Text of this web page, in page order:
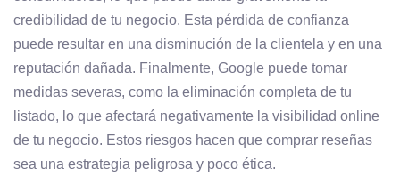
credibilidad de tu negocio. Esta pérdida de confianza
puede resultar en una disminución de la clientela y en una
reputación dañada. Finalmente, Google puede tomar
medidas severas, como la eliminación completa de tu
listado, lo que afectará negativamente la visibilidad online
de tu negocio. Estos riesgos hacen que comprar reseñas
sea una estrategia peligrosa y poco ética.